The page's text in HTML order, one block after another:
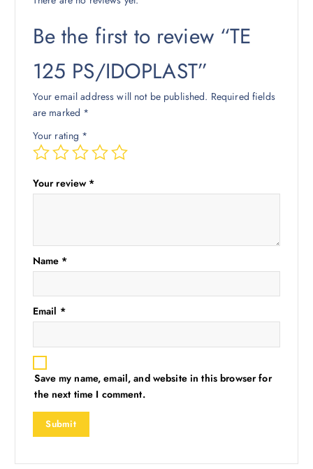
Be the first to review “TE
125 PS/IDOPLAST”
Your email address will not be published. Required fields
are marked *
Your rating *
Your review *
Name *
Email *
Save my name, email, and website in this browser for
the next time I comment.